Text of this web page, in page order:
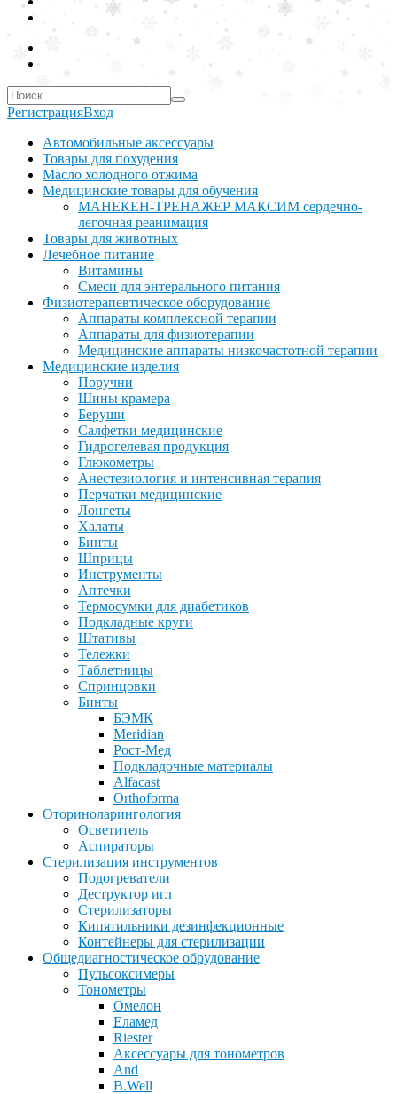
РегистрацияВход
Автомобильные аксессуары
Товары для похудения
Масло холодного отжима
Медицинские товары для обучения
МАНЕКЕН-ТРЕНАЖЕР МАКСИМ сердечно-
легочная реанимация
Товары для животных
Лечебное питание
Витамины
Смеси для энтерального питания
Физиотерапевтическое оборудование
Аппараты комплексной терапии
Аппараты для физиотерапии
Медицинские аппараты низкочастотной терапии
Медицинские изделия
Поручни
Шины крамера
Беруши
Салфетки медицинские
Гидрогелевая продукция
Глюкометры
Анестезиология и интенсивная терапия
Перчатки медицинские
Лонгеты
Халаты
Бинты
Шприцы
Инструменты
Аптечки
Термосумки для диабетиков
Подкладные круги
Штативы
Тележки
Таблетницы
Спринцовки
Бинты
БЭМК
Meridian
Рост-Мед
Подкладочные материалы
Alfacast
Orthoforma
Оториноларингология
Осветитель
Аспираторы
Стерилизация инструментов
Подогреватели
Деструктор игл
Стерилизаторы
Кипятильники дезинфекционные
Контейнеры для стерилизации
Общедиагностическое обрудование
Пульсоксимеры
Тонометры
Омелон
Еламед
Riester
Аксессуары для тонометров
And
B.Well